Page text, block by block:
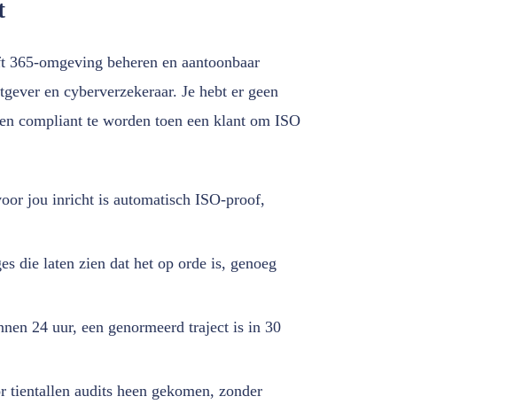
omgeving beheren en aantoonbaar
en cyberverzekeraar. Je hebt er geen
compliant te worden toen een klant om ISO
jou inricht is automatisch ISO-proof,
die laten zien dat het op orde is, genoeg
24 uur, een genormeerd traject is in 30
tientallen audits heen gekomen, zonder